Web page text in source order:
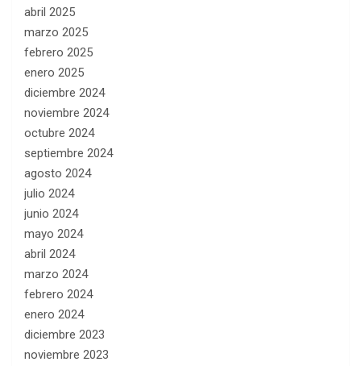
abril 2025
marzo 2025
febrero 2025
enero 2025
diciembre 2024
noviembre 2024
octubre 2024
septiembre 2024
agosto 2024
julio 2024
junio 2024
mayo 2024
abril 2024
marzo 2024
febrero 2024
enero 2024
diciembre 2023
noviembre 2023